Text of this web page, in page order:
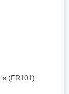
(FR101)